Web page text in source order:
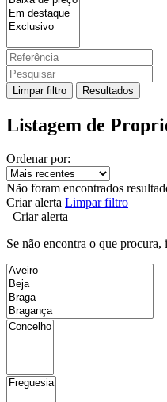
Limpar filtro Resultados
Listagem de
Ordenar por:
Não foram encontrados
Criar alerta Limpar filtro
Criar alerta
Se não encontra o que